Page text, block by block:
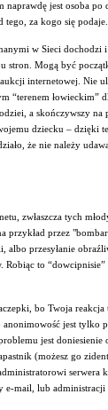
naprawdę jest osoba po
tego, za kogo się podaje.
w Sieci dochodzi
stron. Mogą być
internetowej. Nie
“terenem łowieckim”
a skończywszy
dziecku – dzięki
że nie należy
zwłaszcza tych
przykład przez
albo przesyłanie
Robiąc to
bo Twoja reakcja
anonimowość jest tylko
jest
(możesz go
serwera
e-mail, lub